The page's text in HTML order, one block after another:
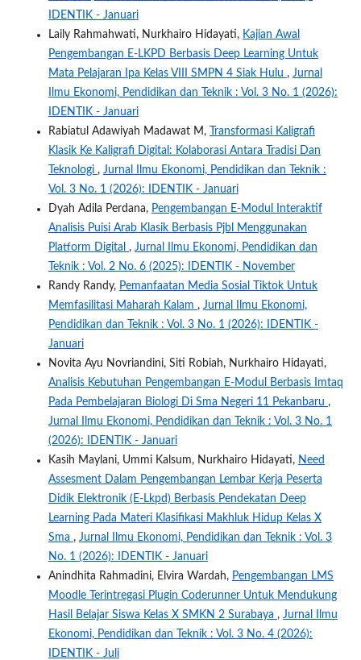
IDENTIK - Januari
Laily Rahmahwati, Nurkhairo Hidayati, Kajian Awal
Pengembangan E-LKPD Berbasis Deep Learning Untuk
Mata Pelajaran Ipa Kelas VIII SMPN 4 Siak Hulu , Jurnal
Ilmu Ekonomi, Pendidikan dan Teknik : Vol. 3 No. 1 (2026):
IDENTIK - Januari
Rabiatul Adawiyah Madawat M,
Transformasi Kaligrafi
Klasik Ke Kaligrafi Digital: Kolaborasi Antara Tradisi Dan
Teknologi , Jurnal Ilmu Ekonomi, Pendidikan dan Teknik :
Vol. 3 No. 1 (2026): IDENTIK - Januari
Dyah Adila Perdana, Pengembangan E-Modul Interaktif
Analisis Puisi Arab Klasik Berbasis Pjbl Menggunakan
Platform Digital , Jurnal Ilmu Ekonomi, Pendidikan dan
Teknik : Vol. 2 No. 6 (2025): IDENTIK - November
Randy Randy, Pemanfaatan Media Sosial Tiktok Untuk
Memfasilitasi Maharah Kalam , Jurnal Ilmu Ekonomi,
Pendidikan dan Teknik : Vol. 3 No. 1 (2026): IDENTIK -
Januari
Novita Ayu Novriandini, Siti Robiah, Nurkhairo Hidayati,
Analisis Kebutuhan Pengembangan E-Modul Berbasis Imtaq
Pada Pembelajaran Biologi Di Sma Negeri 11 Pekanbaru ,
Jurnal Ilmu Ekonomi, Pendidikan dan Teknik : Vol. 3 No. 1
(2026): IDENTIK - Januari
Kasih Maylani, Ummi Kalsum, Nurkhairo Hidayati, Need
Assesment Dalam Pengembangan Lembar Kerja Peserta
Didik Elektronik (E-Lkpd) Berbasis Pendekatan Deep
Learning Pada Materi Klasifikasi Makhluk Hidup Kelas X
Sma , Jurnal Ilmu Ekonomi, Pendidikan dan Teknik : Vol. 3
No. 1 (2026): IDENTIK - Januari
Anindhita Rahmadini, Elvira Wardah, Pengembangan LMS
Moodle Terintregasi Plugin Coderunner Untuk Mendukung
Hasil Belajar Siswa Kelas X SMKN 2 Surabaya , Jurnal Ilmu
Ekonomi, Pendidikan dan Teknik : Vol. 3 No. 4 (2026):
IDENTIK - Juli